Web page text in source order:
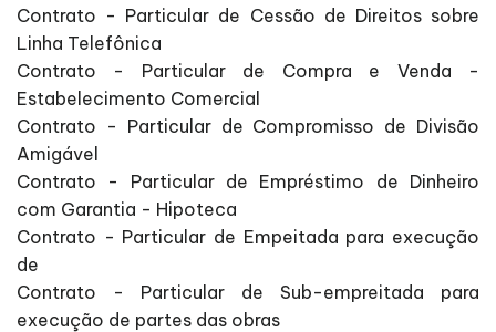
Contrato - Particular de Cessão de Direitos sobre
Linha Telefônica
Contrato - Particular de Compra e Venda -
Estabelecimento Comercial
Contrato - Particular de Compromisso de Divisão
Amigável
Contrato - Particular de Empréstimo de Dinheiro
com Garantia - Hipoteca
Contrato - Particular de Empeitada para execução
de
Contrato - Particular de Sub-empreitada para
execução de partes das obras